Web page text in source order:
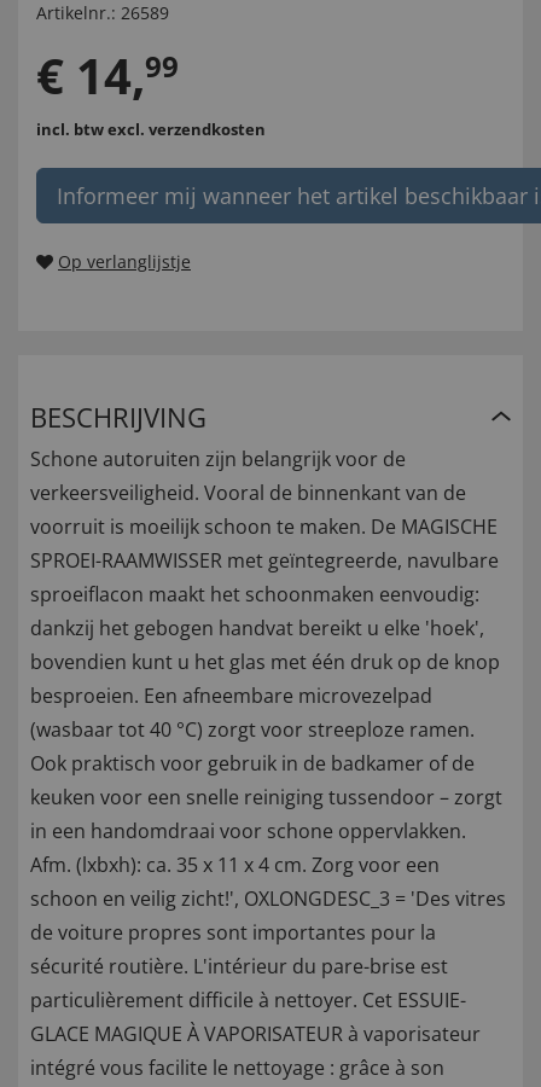
Artikelnr.: 26589
€ 14,99
incl. btwexcl. verzendkosten
Informeer mij wanneer het artikel beschikbaar
Op verlanglijstje
BESCHRIJVING
Schone autoruiten zijn belangrijk voor de
verkeersveiligheid. Vooral de binnenkant van de
voorruit is moeilijk schoon te maken. De MAGISCHE
SPROEI-RAAMWISSER met geïntegreerde, navulbare
sproeiflacon maakt het schoonmaken eenvoudig:
dankzij het gebogen handvat bereikt u elke 'hoek',
bovendien kunt u het glas met één druk op de knop
besproeien. Een afneembare microvezelpad
(wasbaar tot 40 °C) zorgt voor streeploze ramen.
Ook praktisch voor gebruik in de badkamer of de
keuken voor een snelle reiniging tussendoor – zorgt
in een handomdraai voor schone oppervlakken.
Afm. (lxbxh): ca. 35 x 11 x 4 cm. Zorg voor een
schoon en veilig zicht!', OXLONGDESC_3 = 'Des vitres
de voiture propres sont importantes pour la
sécurité routière. L'intérieur du pare-brise est
particulièrement difficile à nettoyer. Cet ESSUIE-
GLACE MAGIQUE À VAPORISATEUR à vaporisateur
intégré vous facilite le nettoyage : grâce à son